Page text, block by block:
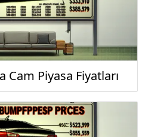
Cam Piyasa Fiyatları